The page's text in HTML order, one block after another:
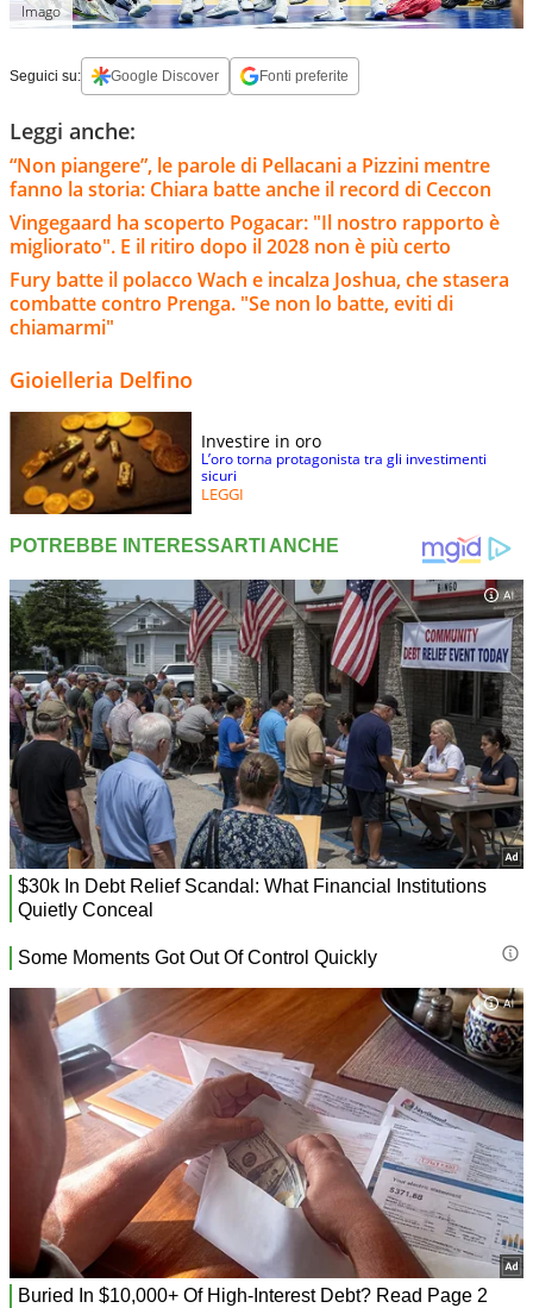
Imago
Seguici su: Google Discover Fonti preferite
Leggi anche:
“Non piangere”, le parole di Pellacani a Pizzini mentre
fanno la storia: Chiara batte anche il record di Ceccon
Vingegaard ha scoperto Pogacar: "Il nostro rapporto è
migliorato". E il ritiro dopo il 2028 non è più certo
Fury batte il polacco Wach e incalza Joshua, che stasera
combatte contro Prenga. "Se non lo batte, eviti di
chiamarmi"
Gioielleria Delfino
Investire in oro
L’oro torna protagonista tra gli investimenti
sicuri
LEGGI